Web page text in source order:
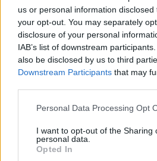
us or personal information
your opt-out. You may separately
disclosure of your personal
IAB’s list of downstream
also be disclosed by us to third
Downstream Participants that may
Please note that this website/app
not limited to your visit or usage
grant or deny consent to Google
use your data for below specified
Personal Data Processing Opt
I want to opt-out of the Sharing
personal data.
Opted In
Riducendo il costo del latte, Lidl ha
globale Negli ultimi mesi, il prezzo di
prodotti lattiero-caseari ha iniziato
costantemente a precipitare Se questa
discutibile se abbia senso sostenere il
Leggi anche
I mini negozi di alimentari senza
inonderanno l’Ungheria? è così
funzionare